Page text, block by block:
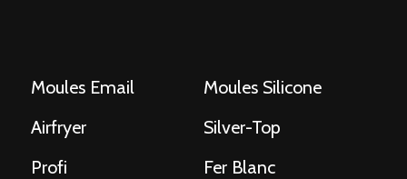
Moules Email
Moules Silicone
Airfryer
Silver-Top
Profi
Fer Blanc